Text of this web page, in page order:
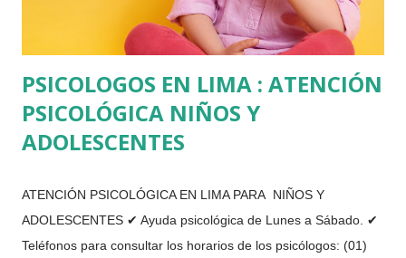
PSICOLOGOS EN LIMA : ATENCIÓN
PSICOLÓGICA NIÑOS Y
ADOLESCENTES
ATENCIÓN PSICOLÓGICA EN LIMA PARA NIÑOS Y
ADOLESCENTES ✔ Ayuda psicológica de Lunes a Sábado. ✔
Teléfonos para consultar los horarios de los psicólogos: (01)